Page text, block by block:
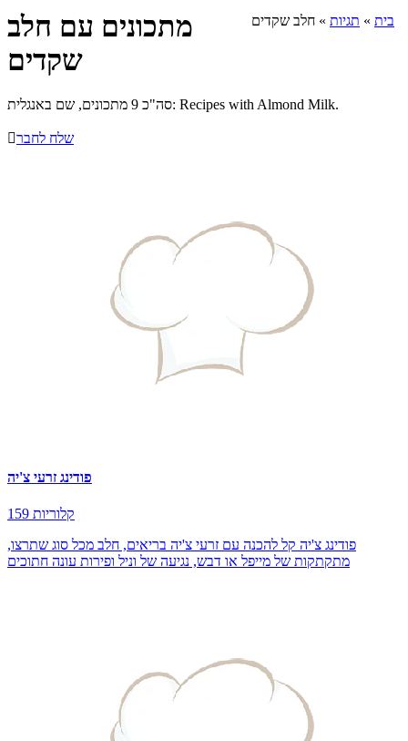
בית » תגיות » חלב שקדים
מתכונים עם חלב
שקדים
סה"כ 9 מתכונים, שם באנגלית: Recipes with Almond Milk.
שלח לחבר
פודינג זרעי צ'יה
159 קלוריות
פודינג צ'יה קל להכנה עם זרעי צ'יה בריאים, חלב מכל סוג שתרצו,
מתקתקות של מייפל או דבש, נגיעה של וניל ופירות עונה חתוכים